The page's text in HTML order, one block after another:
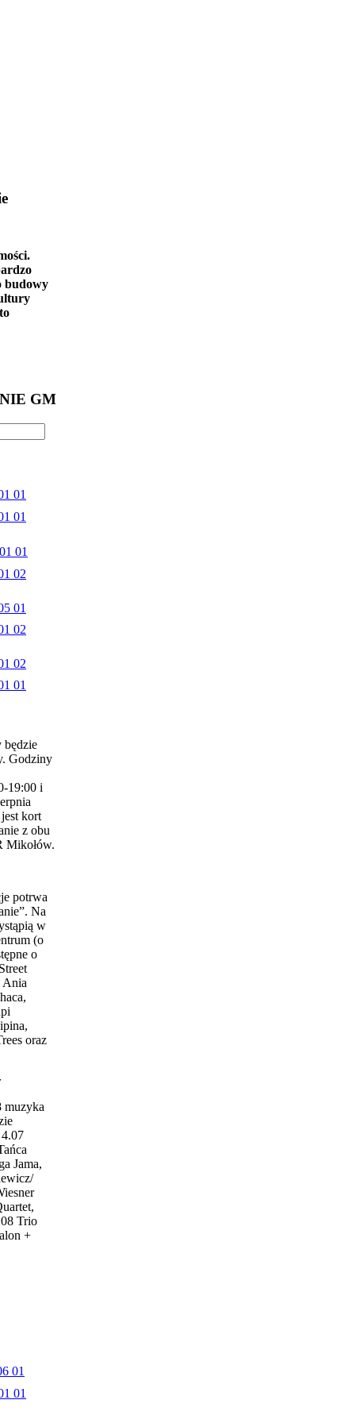
budowy
GM
będzie
Godziny
19:00 i
kort
z obu
Mikołów.
potrwa
Na
w
(o
o
Ania
oraz
muzyka
Jama,
Trio
+